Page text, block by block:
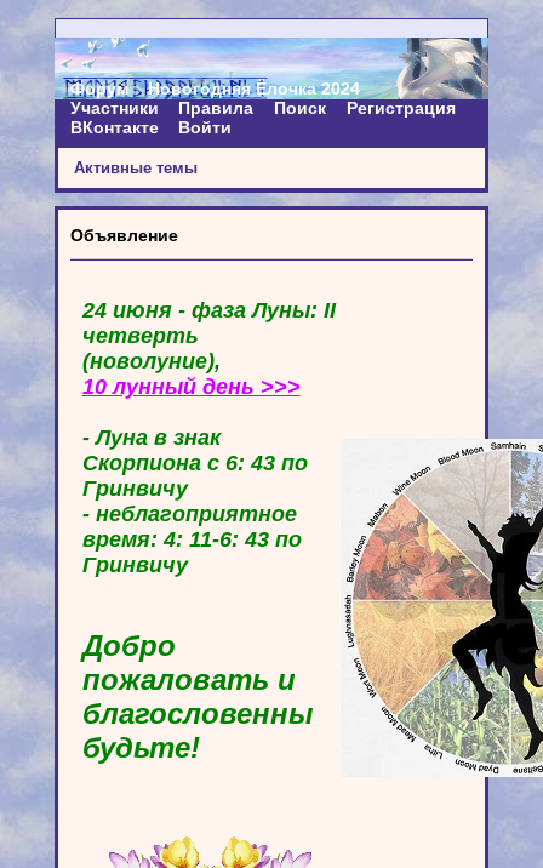
Форум
Новогодняя Ёлочка 2024
Участники
Правила Поиск
Регистрация
ВКонтакте
Войти
Активные темы
Объявление
24 июня - фаза Луны: II
четверть
(новолуние),
10 лунный день >>>
- Луна в знак
Скорпиона с 6: 43 по
Гринвичу
- неблагоприятное
время: 4: 11-6: 43 по
Гринвичу
Добро
пожаловать и
благословенны
будьте!